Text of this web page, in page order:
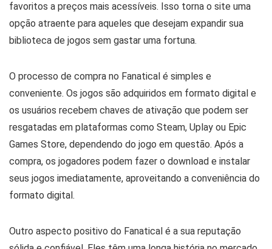
favoritos a preços mais acessíveis. Isso torna o site uma
opção atraente para aqueles que desejam expandir sua
biblioteca de jogos sem gastar uma fortuna.
O processo de compra no Fanatical é simples e
conveniente. Os jogos são adquiridos em formato digital e
os usuários recebem chaves de ativação que podem ser
resgatadas em plataformas como Steam, Uplay ou Epic
Games Store, dependendo do jogo em questão. Após a
compra, os jogadores podem fazer o download e instalar
seus jogos imediatamente, aproveitando a conveniência do
formato digital.
Outro aspecto positivo do Fanatical é a sua reputação